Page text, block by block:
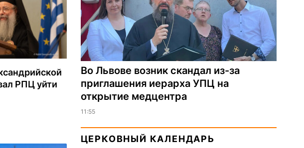
РПЦ уйти
Во Львове возник скандал из-за
приглашения иерарха УПЦ на
открытие медцентра
11:55
ЦЕРКОВНЫЙ КАЛЕНДАРЬ